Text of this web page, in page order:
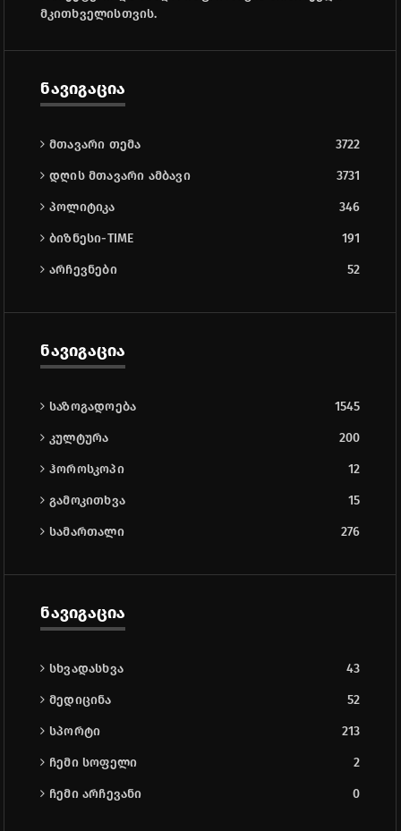
მკითხველისთვის.
ნავიგაცია
მთავარი თემა 3722
დღის მთავარი ამბავი 3731
პოლიტიკა 346
ბიზნესი-TIME 191
არჩევნები 52
ნავიგაცია
საზოგადოება 1545
კულტურა 200
ჰოროსკოპი 12
გამოკითხვა 15
სამართალი 276
ნავიგაცია
სხვადასხვა 43
მედიცინა 52
სპორტი 213
ჩემი სოფელი 2
ჩემი არჩევანი 0